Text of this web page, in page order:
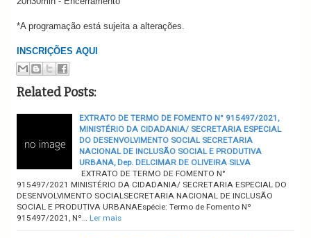
*A programação está sujeita a alterações.
INSCRIÇÕES AQUI
Related Posts:
EXTRATO DE TERMO DE FOMENTO N° 915497/2021,
MINISTÉRIO DA CIDADANIA/ SECRETARIA ESPECIAL
DO DESENVOLVIMENTO SOCIAL SECRETARIA
NACIONAL DE INCLUSÃO SOCIAL E PRODUTIVA
URBANA, Dep. DELCIMAR DE OLIVEIRA SILVA
EXTRATO DE TERMO DE FOMENTO N°
915497/2021 MINISTÉRIO DA CIDADANIA/ SECRETARIA ESPECIAL DO
DESENVOLVIMENTO SOCIALSECRETARIA NACIONAL DE INCLUSÃO
SOCIAL E PRODUTIVA URBANAEspécie: Termo de Fomento Nº
915497/2021, Nº… Ler mais